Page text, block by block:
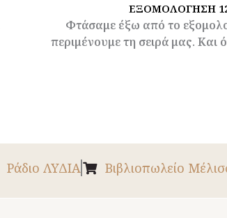
ΕΞΟΜΟΛΟΓΗΣΗ
Φτάσαμε έξω από το
περιμένουμε τη σειρά μας. Και
Ράδιο ΛΥΔΙΑ Βιβλιοπωλείο